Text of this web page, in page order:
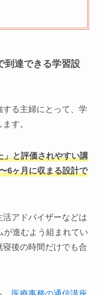
到達できる学習設
る主婦にとって、学
す。
」と評価されやすい講
6ヶ月に収まる設計で
アドバイザーなどは
が進むよう組まれてい
後の時間だけでも合